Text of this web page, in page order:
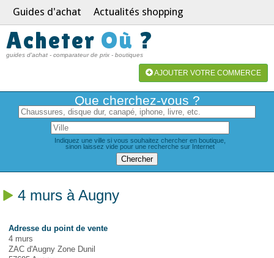
Guides d'achat Actualités shopping
Acheter Où ?
guides d'achat - comparateur de prix - boutiques
AJOUTER VOTRE COMMERCE
Que cherchez-vous ?
Indiquez une ville si vous souhaitez chercher en boutique,
sinon laissez vide pour une recherche sur Internet
4 murs à Augny
Adresse du point de vente
4 murs
ZAC d'Augny Zone Dunil